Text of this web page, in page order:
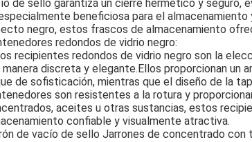
de sello garantiza un cierre hermético y seguro,
beneficiosa para el
negro, estos frascos de almacenamiento
redondos de vidrio negro:
recipientes redondos de vidrio negro son la
manera discreta y elegante.Ellos proporcionan un
de sofisticación, mientras que el diseño de la
son resistentes a la rotura y
aceites u otras sustancias, estos
confiable y visualmente atractiva.
de vacío de sello Jarrones de concentrado con